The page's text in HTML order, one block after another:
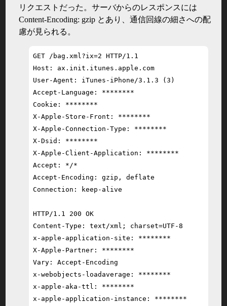
リクエストだった。サーバからのレスポンスには
Content-Encoding: gzip とあり、通信回線の細さへの配
慮が見られる。
GET /bag.xml?ix=2 HTTP/1.1
Host: ax.init.itunes.apple.com
User-Agent: iTunes-iPhone/3.1.3 (3)
Accept-Language: ********
Cookie: ********
X-Apple-Store-Front: ********
X-Apple-Connection-Type: ********
X-Dsid: ********
X-Apple-Client-Application: ********
Accept: */*
Accept-Encoding: gzip, deflate
Connection: keep-alive
HTTP/1.1 200 OK
Content-Type: text/xml; charset=UTF-8
x-apple-application-site: ********
X-Apple-Partner: ********
Vary: Accept-Encoding
x-webobjects-loadaverage: ********
x-apple-aka-ttl: ********
x-apple-application-instance: ********